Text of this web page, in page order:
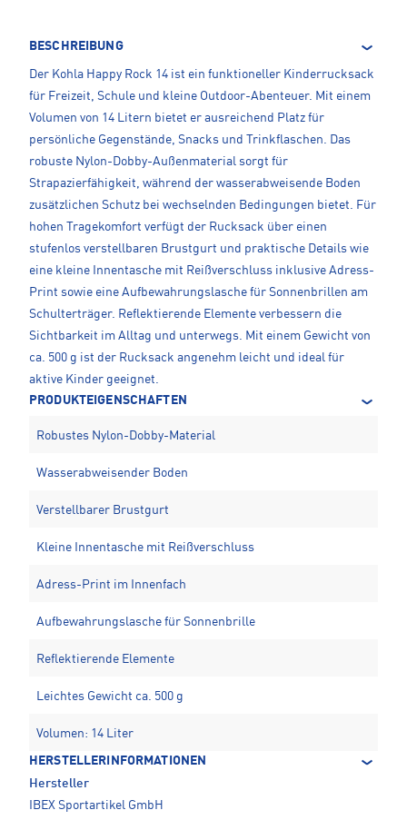
BESCHREIBUNG
Der Kohla Happy Rock 14 ist ein funktioneller Kinderrucksack
für Freizeit, Schule und kleine Outdoor-Abenteuer. Mit einem
Volumen von 14 Litern bietet er ausreichend Platz für
persönliche Gegenstände, Snacks und Trinkflaschen. Das
robuste Nylon-Dobby-Außenmaterial sorgt für
Strapazierfähigkeit, während der wasserabweisende Boden
zusätzlichen Schutz bei wechselnden Bedingungen bietet. Für
hohen Tragekomfort verfügt der Rucksack über einen
stufenlos verstellbaren Brustgurt und praktische Details wie
eine kleine Innentasche mit Reißverschluss inklusive Adress-
Print sowie eine Aufbewahrungslasche für Sonnenbrillen am
Schulterträger. Reflektierende Elemente verbessern die
Sichtbarkeit im Alltag und unterwegs. Mit einem Gewicht von
ca. 500 g ist der Rucksack angenehm leicht und ideal für
aktive Kinder geeignet.
PRODUKTEIGENSCHAFTEN
Robustes Nylon-Dobby-Material
Wasserabweisender Boden
Verstellbarer Brustgurt
Kleine Innentasche mit Reißverschluss
Adress-Print im Innenfach
Aufbewahrungslasche für Sonnenbrille
Reflektierende Elemente
Leichtes Gewicht ca. 500 g
Volumen: 14 Liter
HERSTELLERINFORMATIONEN
Hersteller
IBEX Sportartikel GmbH